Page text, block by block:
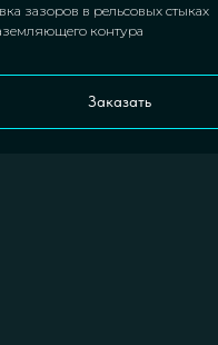
зазоров в рельсовых стыках
контура
Заказать